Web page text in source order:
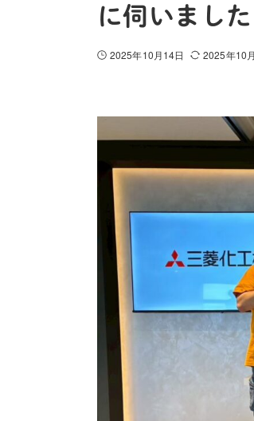
に伺いました
2025年10月14日 2025年10